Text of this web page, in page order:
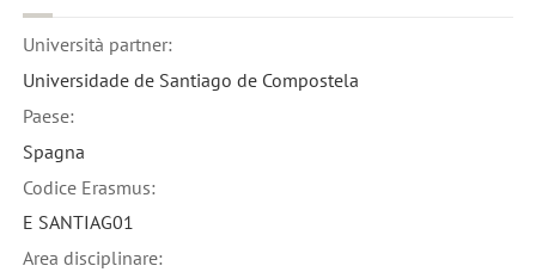
Università partner:
Universidade de Santiago de Compostela
Paese:
Spagna
Codice Erasmus:
E SANTIAG01
Area disciplinare: